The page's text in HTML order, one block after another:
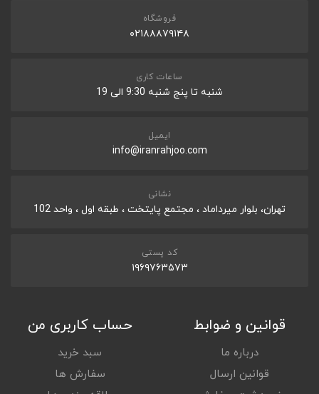
فروشگاه
۰۲۱۸۸۸۷۹۱۴۸
ساعات کاری
شنبه تا پنج شنبه 9:30 الی 19
ایمیل
info@iranrahjoo.com
نشانی
تهران، بلوار میرداماد ، مجتمع پایتخت ، طبقه اول ، واحد 102
کد پستی
۱۹۶۹۷۶۳۵۷۳
قوانین و ضوابط
درباره ما
قوانین ارسال
حساب کاربری من
سبد خرید
سفارش ها